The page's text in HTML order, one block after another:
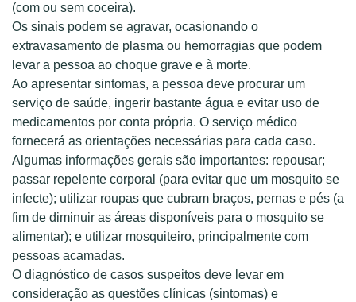
(com ou sem coceira).
Os sinais podem se agravar, ocasionando o
extravasamento de plasma ou hemorragias que podem
levar a pessoa ao choque grave e à morte.
Ao apresentar sintomas, a pessoa deve procurar um
serviço de saúde, ingerir bastante água e evitar uso de
medicamentos por conta própria. O serviço médico
fornecerá as orientações necessárias para cada caso.
Algumas informações gerais são importantes: repousar;
passar repelente corporal (para evitar que um mosquito se
infecte); utilizar roupas que cubram braços, pernas e pés (a
fim de diminuir as áreas disponíveis para o mosquito se
alimentar); e utilizar mosquiteiro, principalmente com
pessoas acamadas.
O diagnóstico de casos suspeitos deve levar em
consideração as questões clínicas (sintomas) e